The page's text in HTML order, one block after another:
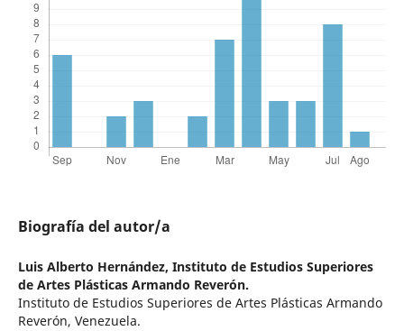
Biografía del autor/a
Luis Alberto Hernández, Instituto de Estudios Superiores
de Artes Plásticas Armando Reverón.
Instituto de Estudios Superiores de Artes Plásticas Armando
Reverón, Venezuela.